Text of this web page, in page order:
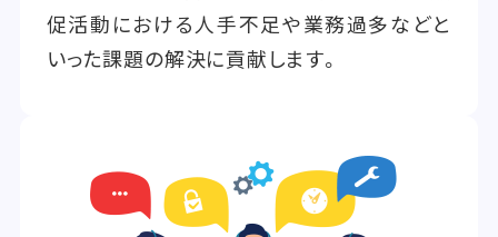
促活動における人手不足や業務過多などと
いった課題の解決に貢献します。